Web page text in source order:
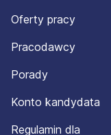
Oferty pracy
Pracodawcy
Porady
Konto kandydata
Regulamin dla